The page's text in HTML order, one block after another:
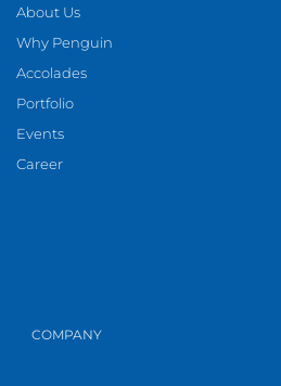
About Us
Why Penguin
Accolades
Portfolio
Events
Career
COMPANY